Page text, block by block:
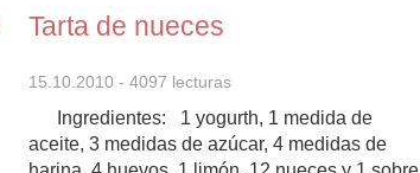
Tarta de nueces
15.10.2010 - 4097 lecturas
Ingredientes: 1 yogurth, 1 medida de
aceite, 3 medidas de azúcar, 4 medidas de